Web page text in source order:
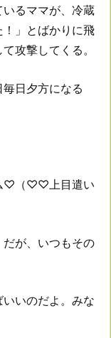
るママが、冷蔵
」とばかりに飛
攻撃してくる。
日夕方になる
♡（♡♡上目遣い
が、いつもその
いのだよ。みな